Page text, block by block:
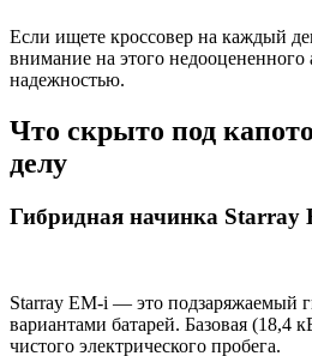
Если ищете кроссовер на каждый
внимание на этого
надежностью.
Что скрыто под
делу
Гибридная начинка Starray
Starray EM-i — это подзаряжаемый
вариантами батарей. Базовая (18,4
чистого электрического пробега.